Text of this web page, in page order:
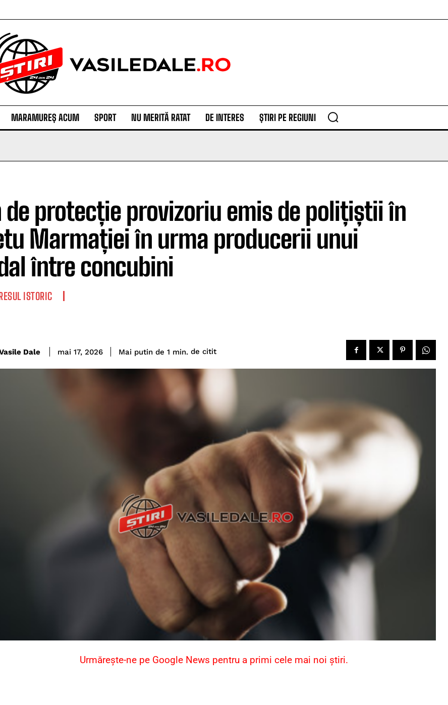
MARAMUREȘ ACUM SPORT NU MERITĂ RATAT DE INTERES ȘTIRI PE REGIUNI
de protecție provizoriu emis de polițiștii în
Marmației în urma producerii unui
între concubini
ISTORIC
Dale mai 17, 2026 Mai putin de 1 min. de citit
Urmărește-ne pe Google News pentru a primi cele mai noi știri.